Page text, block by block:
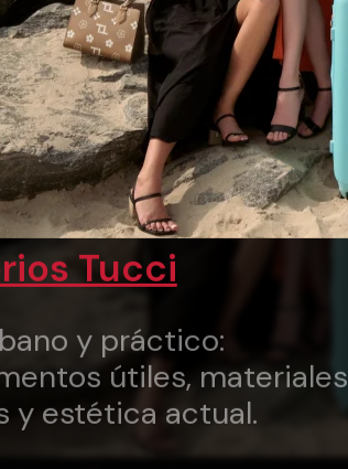
Tucci
y práctico:
útiles, materiales
y estética actual.